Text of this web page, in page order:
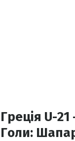
Греція U-21
Голи: